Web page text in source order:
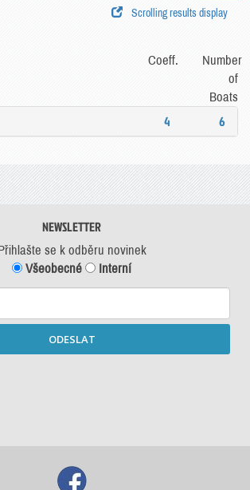
Scrolling results display
Coeff.
Number
of
Boats
4 6
NEWSLETTER
se k odběru novinek
Všeobecné
Interní
ODESLAT